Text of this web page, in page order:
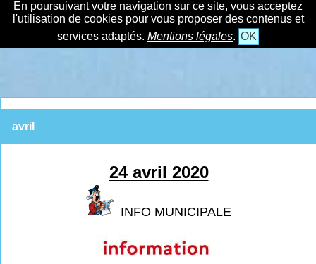
En poursuivant votre navigation sur ce site, vous acceptez
l'utilisation de cookies pour vous proposer des contenus et
services adaptés. Mentions légales. OK
avril
24 avril 2020
INFO MUNICIPALE